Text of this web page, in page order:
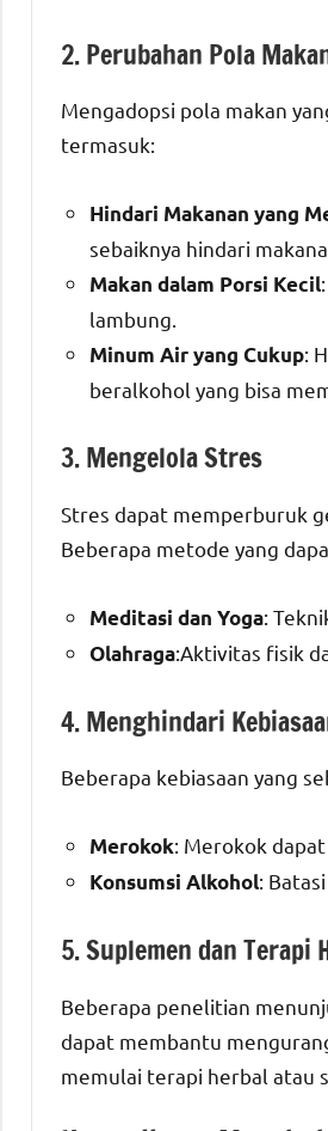
2. Perubahan Pola
Mengadopsi pola makan
termasuk:
Hindari Makanan yang
sebaiknya hindari
Makan dalam Porsi Kecil
lambung.
Minum Air yang Cukup:
beralkohol yang bisa
3. Mengelola Stres
Stres dapat memperburuk
Beberapa metode yang
Meditasi dan Yoga:
Olahraga:Aktivitas fisik
4. Menghindari
Beberapa kebiasaan yang
Merokok: Merokok
Konsumsi Alkohol:
5. Suplemen dan Terapi
Beberapa penelitian
dapat membantu
memulai terapi herbal atau